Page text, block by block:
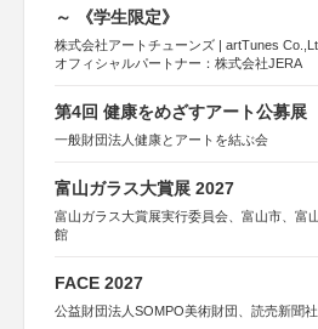
～ 《学生限定》
株式会社アートチューンズ | artTunes
オフィシャルパートナー：株式会社JERA
第4回 健康をめざすアート公募展
一般財団法人健康とアートを結ぶ会
富山ガラス大賞展 2027
富山ガラス大賞展実行委員会、富山市、富
館
FACE 2027
公益財団法人SOMPO美術財団、読売新聞社